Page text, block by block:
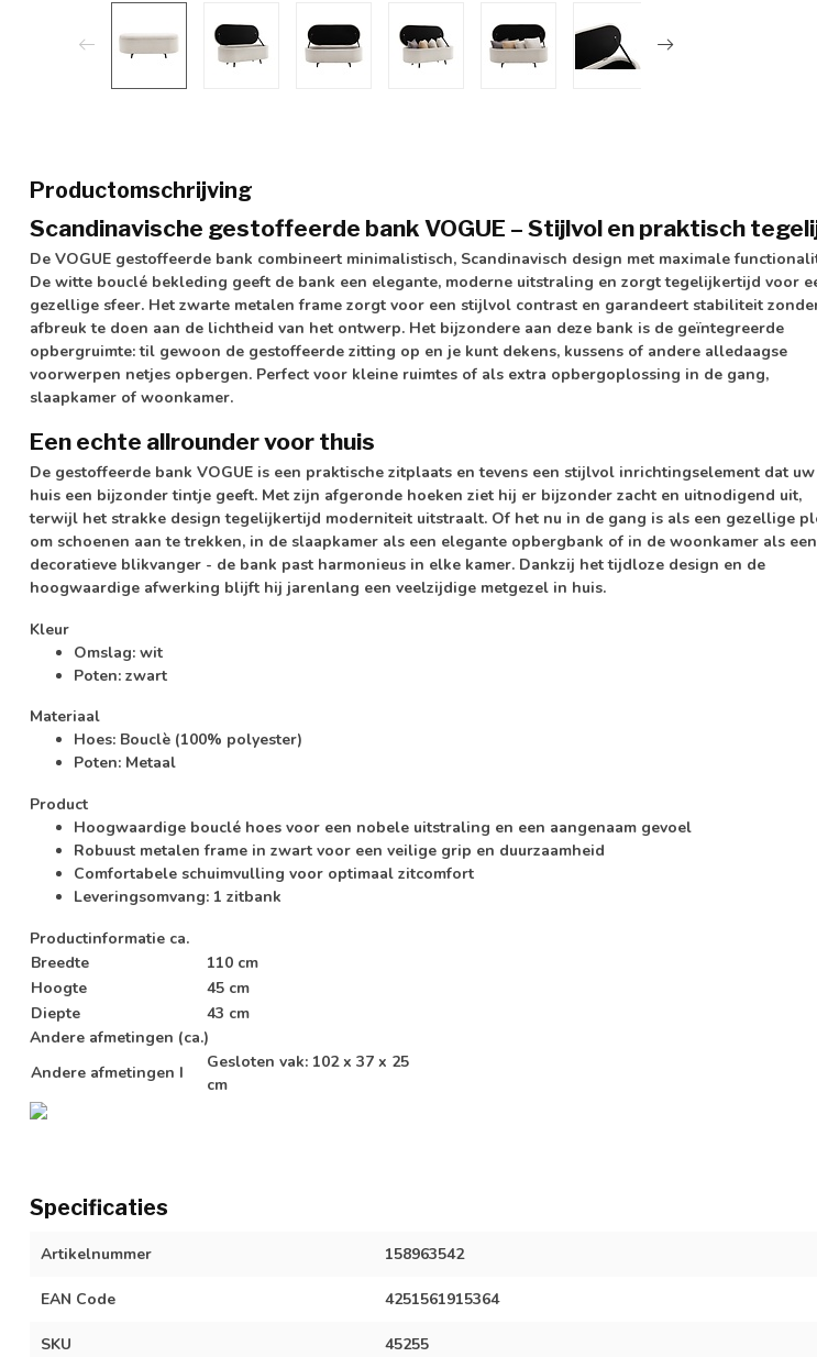
Productomschrijving
Scandinavische gestoffeerde bank VOGUE – Stijlvol en praktisch
De VOGUE gestoffeerde bank combineert minimalistisch, Scandinavisch design met maximale
De witte bouclé bekleding geeft de bank een elegante, moderne uitstraling en zorgt tegelijkertijd voor
gezellige sfeer. Het zwarte metalen frame zorgt voor een stijlvol contrast en garandeert stabiliteit
afbreuk te doen aan de lichtheid van het ontwerp. Het bijzondere aan deze bank is de geïntegreerde
opbergruimte: til gewoon de gestoffeerde zitting op en je kunt dekens, kussens of andere alledaagse
voorwerpen netjes opbergen. Perfect voor kleine ruimtes of als extra opbergoplossing in de gang,
slaapkamer of woonkamer.
Een echte allrounder voor thuis
De gestoffeerde bank VOGUE is een praktische zitplaats en tevens een stijlvol inrichtingselement dat uw
huis een bijzonder tintje geeft. Met zijn afgeronde hoeken ziet hij er bijzonder zacht en uitnodigend uit,
terwijl het strakke design tegelijkertijd moderniteit uitstraalt. Of het nu in de gang is als een gezellige
om schoenen aan te trekken, in de slaapkamer als een elegante opbergbank of in de woonkamer als een
decoratieve blikvanger - de bank past harmonieus in elke kamer. Dankzij het tijdloze design en de
hoogwaardige afwerking blijft hij jarenlang een veelzijdige metgezel in huis.
Kleur
Omslag: wit
Poten: zwart
Materiaal
Hoes: Bouclè (100% polyester)
Poten: Metaal
Product
Hoogwaardige bouclé hoes voor een nobele uitstraling en een aangenaam gevoel
Robuust metalen frame in zwart voor een veilige grip en duurzaamheid
Comfortabele schuimvulling voor optimaal zitcomfort
Leveringsomvang: 1 zitbank
Productinformatie ca.
Breedte
110 cm
Hoogte
45 cm
Diepte
43 cm
Andere afmetingen (ca.)
Andere afmetingen I
Gesloten vak: 102 x 37 x 25
cm
Specificaties
Artikelnummer 158963542
EAN Code 4251561915364
SKU 45255